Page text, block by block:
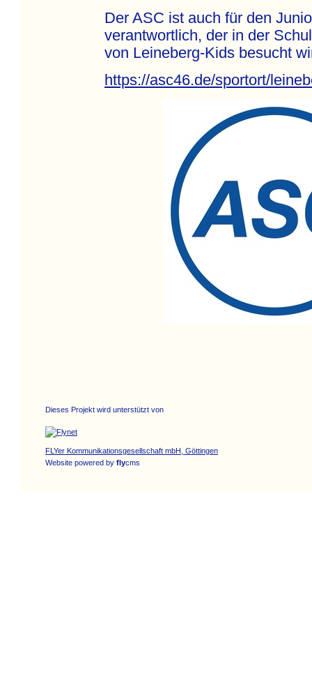
Der ASC ist auch für den
verantwortlich, der in der
von Leineberg-Kids besucht
https://asc46.de/sportort/
Dieses Projekt wird unterstützt von
FLYer Kommunikationsgesellschaft mbH, Göttingen
Website powered by flycms